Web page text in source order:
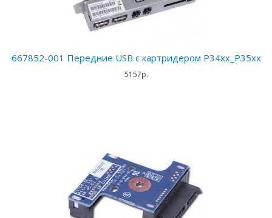
667852-001 Передние USB с картридером P34xx_P35xx
5157р.